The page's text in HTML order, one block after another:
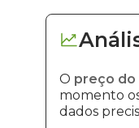
O preço do
momento
dados